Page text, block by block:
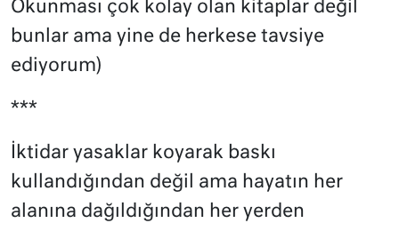
Okunması çok kolay olan kitaplar değil
bunlar ama yine de herkese tavsiye
ediyorum)
***
İktidar yasaklar koyarak baskı
kullandığından değil ama hayatın her
alanına dağıldığından her yerden